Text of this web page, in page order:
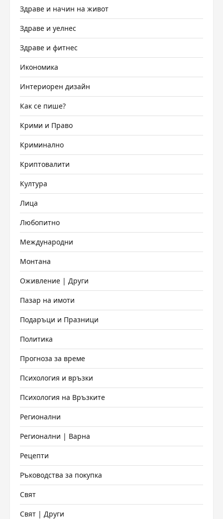
Здраве и начин на живот
Здраве и уелнес
Здраве и фитнес
Икономика
Интериорен дизайн
Как се пише?
Крими и Право
Криминално
Криптовалити
Култура
Лица
Любопитно
Международни
Монтана
Оживление | Други
Пазар на имоти
Подаръци и Празници
Политика
Прогноза за време
Психология и връзки
Психология на Връзките
Регионални
Регионални | Варна
Рецепти
Ръководства за покупка
Свят
Свят | Други